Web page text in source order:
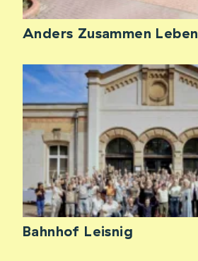
Anders Zusammen Leben
Bahnhof Leisnig